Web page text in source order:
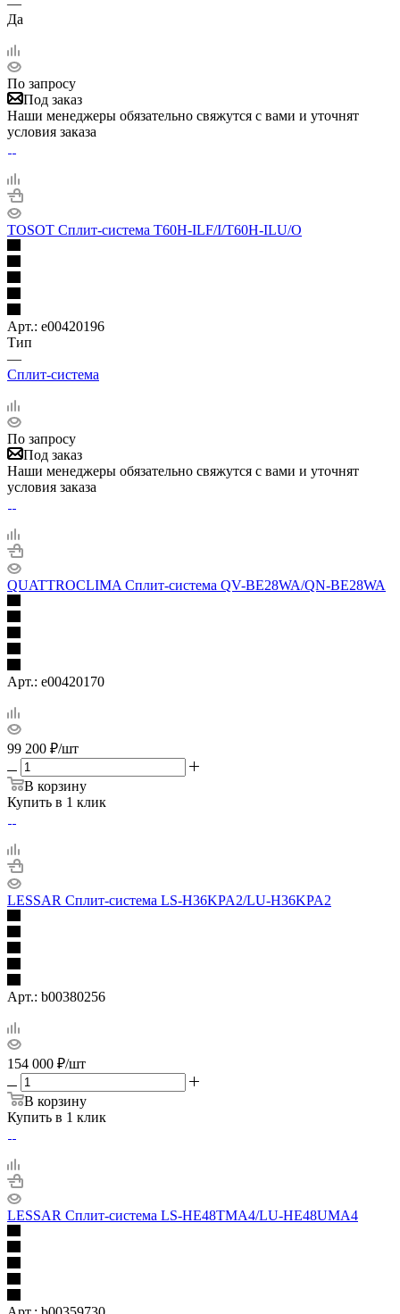
Да
По запросу
Под заказ
Наши менеджеры обязательно свяжутся с вами и уточнят
условия заказа
TOSOT Сплит-система T60H-ILF/I/T60H-ILU/O
Арт.: e00420196
Тип
—
Сплит-система
По запросу
Под заказ
Наши менеджеры обязательно свяжутся с вами и уточнят
условия заказа
QUATTROCLIMA Сплит-система QV-BE28WA/QN-BE28WA
Арт.: e00420170
99 200 ₽/шт
В корзину
Купить в 1 клик
LESSAR Сплит-система LS-H36KPA2/LU-H36KPA2
Арт.: b00380256
154 000 ₽/шт
В корзину
Купить в 1 клик
LESSAR Сплит-система LS-HE48TMA4/LU-HE48UMA4